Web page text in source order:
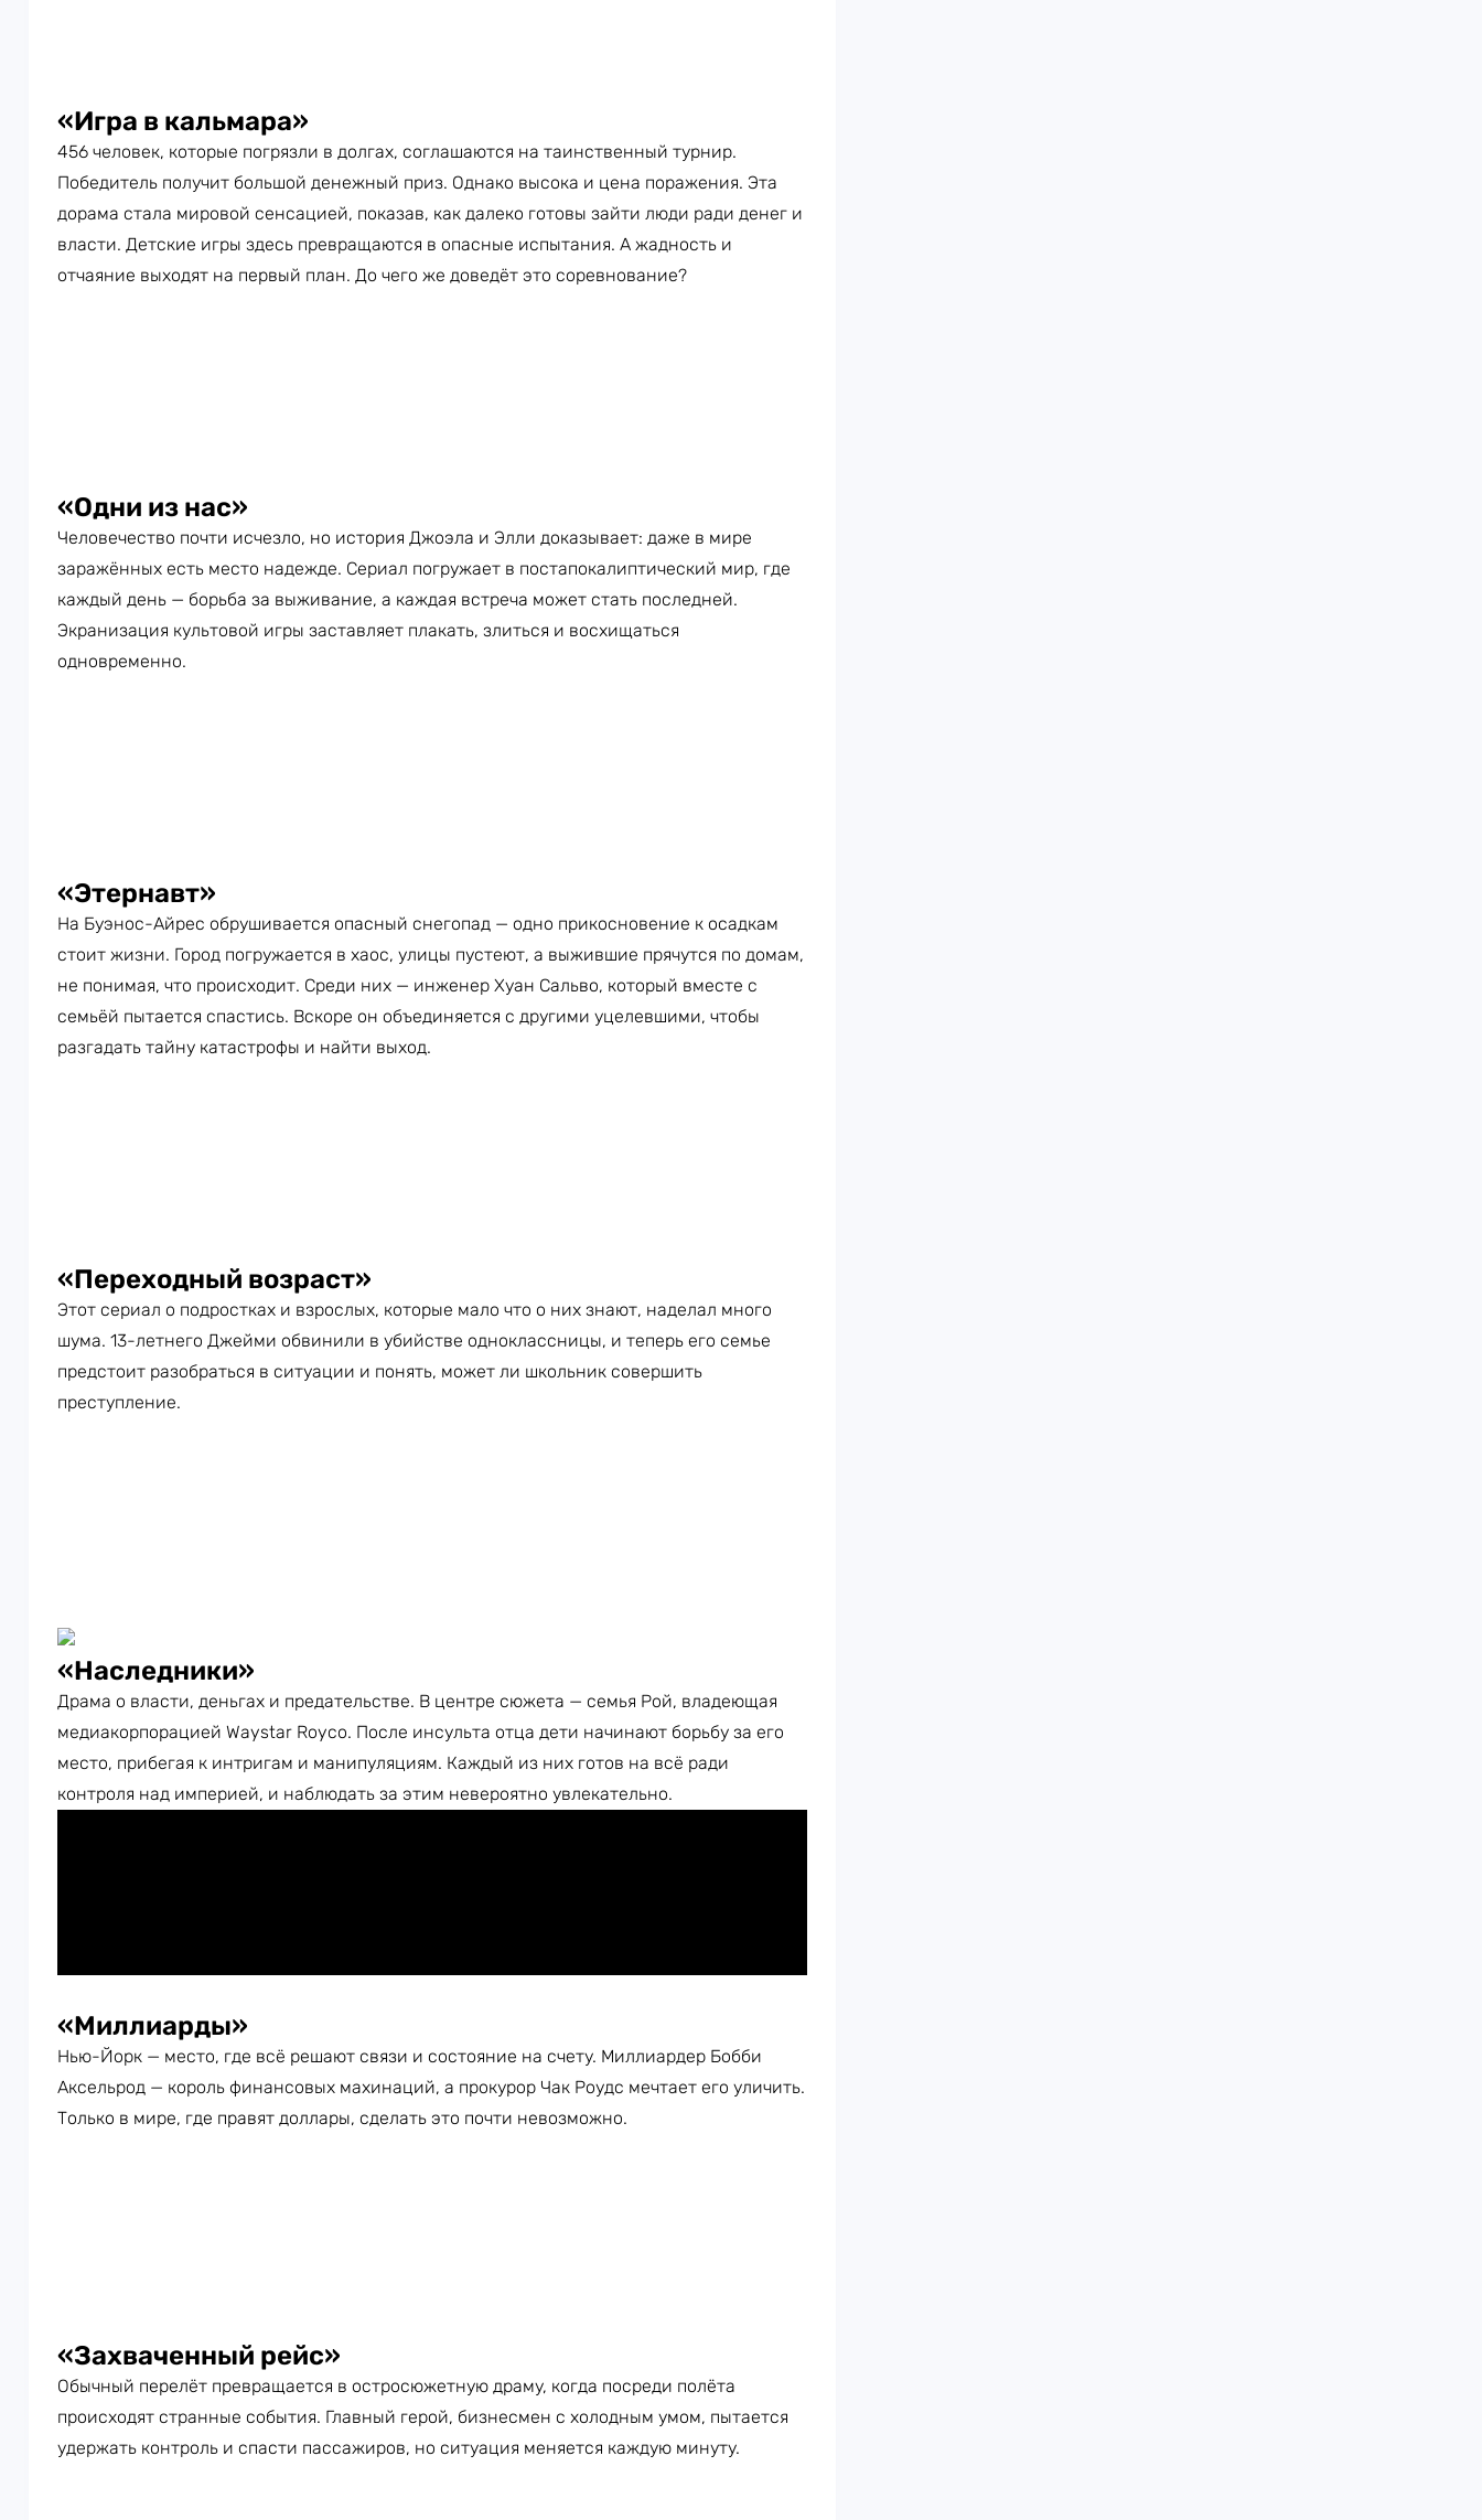
«Игра в кальмара»
456 человек, которые погрязли в долгах, соглашаются на таинственный турнир.
Победитель получит большой денежный приз. Однако высока и цена поражения. Эта
дорама стала мировой сенсацией, показав, как далеко готовы зайти люди ради денег и
власти. Детские игры здесь превращаются в опасные испытания. А жадность и
отчаяние выходят на первый план. До чего же доведёт это соревнование?
«Одни из нас»
Человечество почти исчезло, но история Джоэла и Элли доказывает: даже в мире
заражённых есть место надежде. Сериал погружает в постапокалиптический мир, где
каждый день — борьба за выживание, а каждая встреча может стать последней.
Экранизация культовой игры заставляет плакать, злиться и восхищаться
одновременно.
«Этернавт»
На Буэнос-Айрес обрушивается опасный снегопад — одно прикосновение к осадкам
стоит жизни. Город погружается в хаос, улицы пустеют, а выжившие прячутся по домам,
не понимая, что происходит. Среди них — инженер Хуан Сальво, который вместе с
семьёй пытается спастись. Вскоре он объединяется с другими уцелевшими, чтобы
разгадать тайну катастрофы и найти выход.
«Переходный возраст»
Этот сериал о подростках и взрослых, которые мало что о них знают, наделал много
шума. 13-летнего Джейми обвинили в убийстве одноклассницы, и теперь его семье
предстоит разобраться в ситуации и понять, может ли школьник совершить
преступление.
«Наследники»
Драма о власти, деньгах и предательстве. В центре сюжета — семья Рой, владеющая
медиакорпорацией Waystar Royco. После инсульта отца дети начинают борьбу за его
место, прибегая к интригам и манипуляциям. Каждый из них готов на всё ради
контроля над империей, и наблюдать за этим невероятно увлекательно.
«Миллиарды»
Нью-Йорк — место, где всё решают связи и состояние на счету. Миллиардер Бобби
Аксельрод — король финансовых махинаций, а прокурор Чак Роудс мечтает его уличить.
Только в мире, где правят доллары, сделать это почти невозможно.
«Захваченный рейс»
Обычный перелёт превращается в остросюжетную драму, когда посреди полёта
происходят странные события. Главный герой, бизнесмен с холодным умом, пытается
удержать контроль и спасти пассажиров, но ситуация меняется каждую минуту.